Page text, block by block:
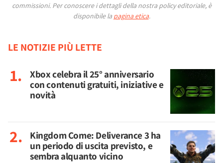
commissioni. Per conoscere i dettagli della nostra policy editoriale, è
disponibile la pagina etica.
LE NOTIZIE PIÙ LETTE
Xbox celebra il 25° anniversario
con contenuti gratuiti, iniziative e
novità
Kingdom Come: Deliverance 3 ha
un periodo di uscita previsto, e
sembra alquanto vicino